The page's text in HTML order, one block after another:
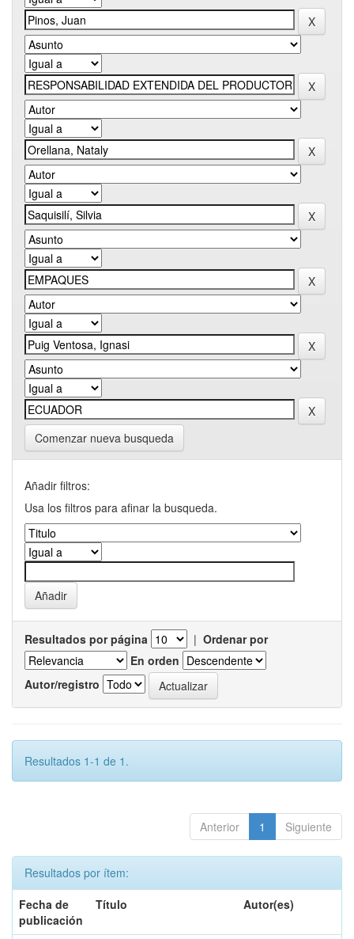
Comenzar nueva busqueda
Añadir filtros:
Usa los filtros para afinar la busqueda.
Resultados por página | Ordenar por
En orden
Autor/registro
Resultados 1-1 de 1.
Anterior 1 Siguiente
Resultados por ítem:
Fecha de
publicación
Título Autor(es)